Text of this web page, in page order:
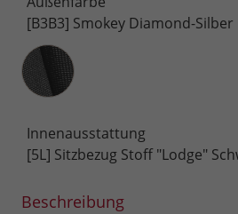
[B3B3] Smokey Diamond-
Innenausstattung
Innenausstattung
[5L] Sitzbezug Stoff "Lodge"
Beschreibung